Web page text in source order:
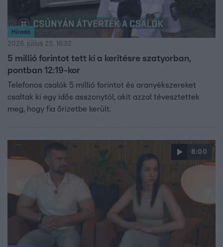
Híradó
2026. július 25. 16:32
5 millió forintot tett ki a kerítésre szatyorban,
pontban 12:19-kor
Telefonos csalók 5 millió forintot és aranyékszereket
csaltak ki egy idős asszonytól, akit azzal tévesztettek
meg, hogy fia őrizetbe került.
8:00